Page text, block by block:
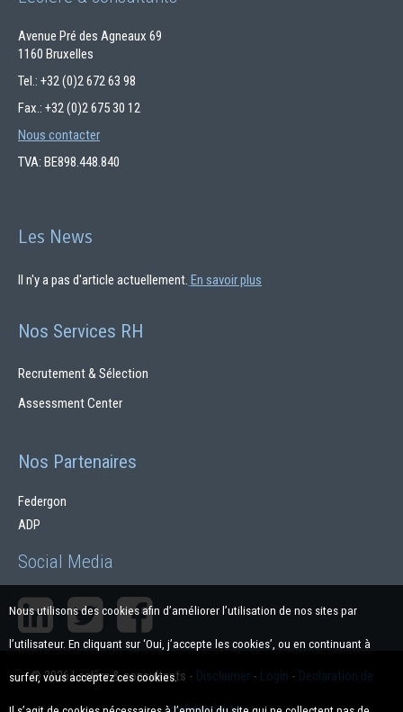
Avenue Pré des Agneaux 69
1160 Bruxelles
Tel.: +32 (0)2 672 63 98
Fax.: +32 (0)2 675 30 12
Nous contacter
TVA: BE898.448.840
Les News
Il n'y a pas d'article actuellement. En savoir plus
Nos Services RH
Recrutement & Sélection
Assessment Center
Nos Partenaires
Federgon
ADP
Social Media
© 2026 Leclère & consultants - Disclaimer - Login - Declaration de
Nous utilisons des cookies afin d’améliorer l’utilisation de nos sites par
l’utilisateur. En cliquant sur ‘Oui, j’accepte les cookies’, ou en continuant à
surfer, vous acceptez ces cookies.